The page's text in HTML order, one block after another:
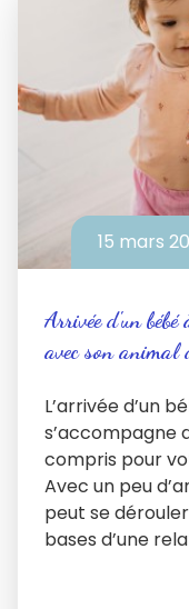
15 mars
Arrivée d'un
avec son animal
L’arrivée d’un
s’accompagne
compris pour
Avec un peu
peut se
bases d’une